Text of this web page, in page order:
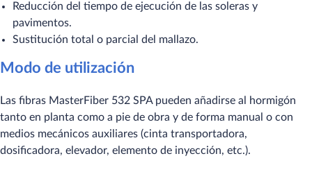
Reducción del tiempo de ejecución de las soleras y
pavimentos.
Sustitución total o parcial del mallazo.
Modo de utilización
Las fibras MasterFiber 532 SPA pueden añadirse al hormigón
tanto en planta como a pie de obra y de forma manual o con
medios mecánicos auxiliares (cinta transportadora,
dosificadora, elevador, elemento de inyección, etc.).